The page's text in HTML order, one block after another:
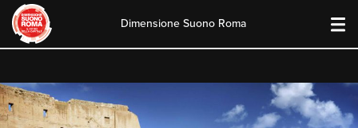
content
Dimensione Suono Roma